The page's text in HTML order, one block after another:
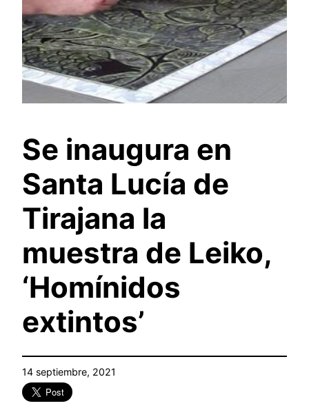
Se inaugura en
Santa Lucía de
Tirajana la
muestra de Leiko,
‘Homínidos
extintos’
14 septiembre, 2021